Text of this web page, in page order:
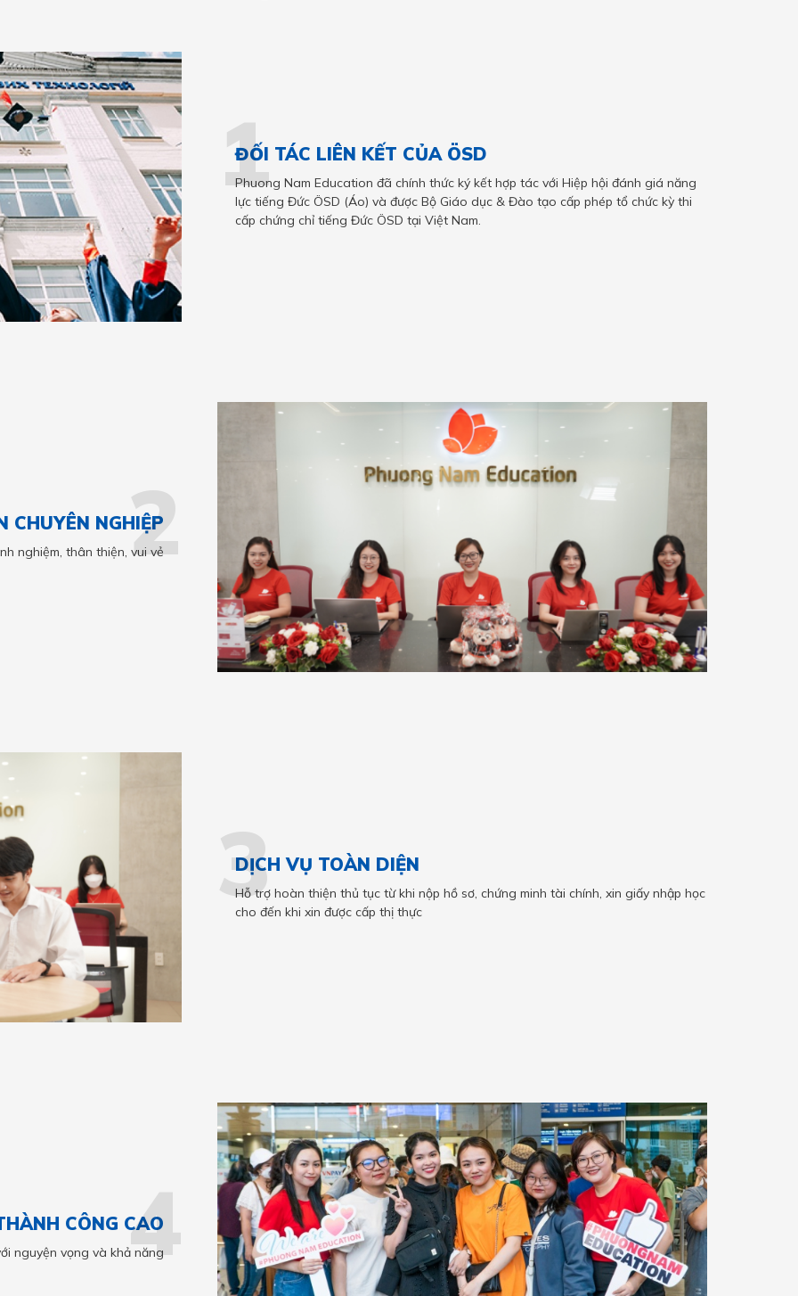
1
ĐỐI TÁC LIÊN KẾT CỦA ÖSD
Phuong Nam Education đã chính thức ký kết hợp tác với Hiệp hội đánh giá năng
lực tiếng Đức ÖSD (Áo) và được Bộ Giáo dục & Đào tạo cấp phép tổ chức kỳ thi
cấp chứng chỉ tiếng Đức ÖSD tại Việt Nam.
2
CHUYÊN NGHIỆP
nghiệm, thân thiện, vui vẻ
3
DỊCH VỤ TOÀN DIỆN
Hỗ trợ hoàn thiện thủ tục từ khi nộp hồ sơ, chứng minh tài chính, xin giấy nhập học
cho đến khi xin được cấp thị thực
4
CÔNG CAO
nguyện vọng và khả năng